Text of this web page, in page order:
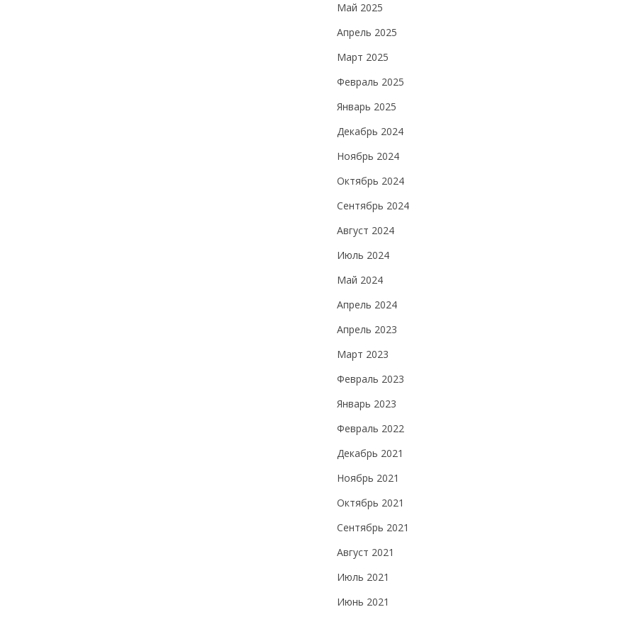
Май 2025
Апрель 2025
Март 2025
Февраль 2025
Январь 2025
Декабрь 2024
Ноябрь 2024
Октябрь 2024
Сентябрь 2024
Август 2024
Июль 2024
Май 2024
Апрель 2024
Апрель 2023
Март 2023
Февраль 2023
Январь 2023
Февраль 2022
Декабрь 2021
Ноябрь 2021
Октябрь 2021
Сентябрь 2021
Август 2021
Июль 2021
Июнь 2021